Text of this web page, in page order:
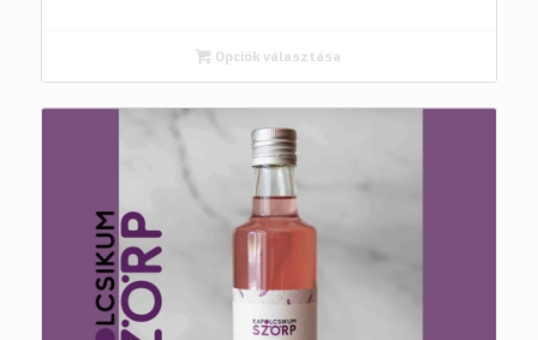
Opciók választása